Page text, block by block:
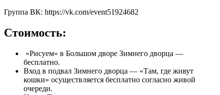
Группа ВК: https://vk.com/event51924682
Стоимость:
«Рисуем» в Большом дворе Зимнего дворца —
бесплатно.
Вход в подвал Зимнего дворца — «Там, где живут
кошки» осуществляется бесплатно согласно живой
очереди.